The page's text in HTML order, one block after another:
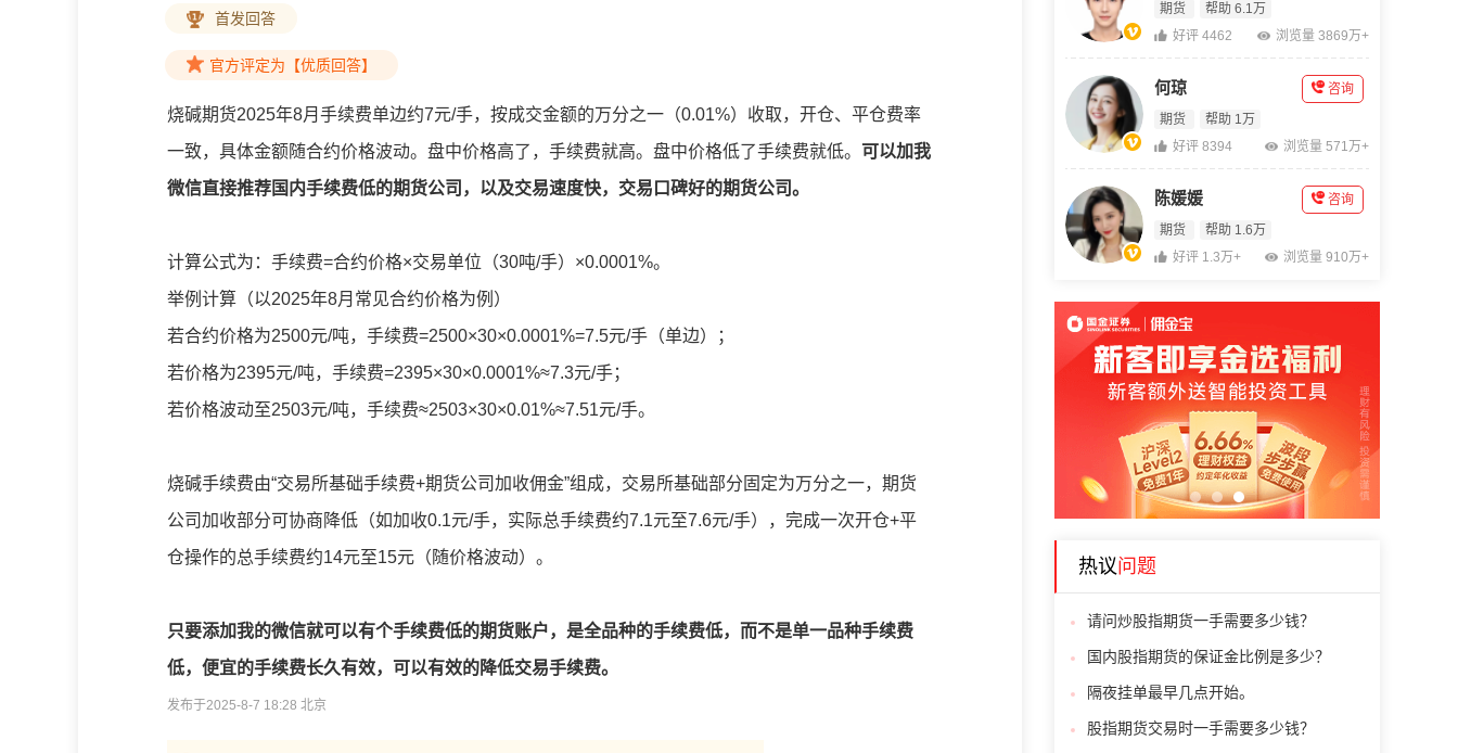
首发回答
官方评定为【优质回答】
烧碱期货2025年8月手续费单边约7元/手，按成交金额的万分之一（0.01%）收取，开仓、平仓费率
一致，具体金额随合约价格波动。盘中价格高了，手续费就高。盘中价格低了手续费就低。 可以加我
微信直接推荐国内手续费低的期货公司，以及交易速度快，交易口碑好的期货公司。
计算公式为：手续费=合约价格×交易单位（30吨/手）×0.0001%。
举例计算（以2025年8月常见合约价格为例）
若合约价格为2500元/吨，手续费=2500×30×0.0001%=7.5元/手（单边）；
若价格为2395元/吨，手续费=2395×30×0.0001%≈7.3元/手；
若价格波动至2503元/吨，手续费≈2503×30×0.01%≈7.51元/手。
烧碱手续费由“交易所基础手续费+期货公司加收佣金”组成，交易所基础部分固定为万分之一，期货
公司加收部分可协商降低（如加收0.1元/手，实际总手续费约7.1元至7.6元/手），完成一次开仓+平
仓操作的总手续费约14元至15元（随价格波动）。
只要添加我的微信就可以有个手续费低的期货账户，是全品种的手续费低，而不是单一品种手续费
低，便宜的手续费长久有效，可以有效的降低交易手续费。
发布于2025-8-7 18:28 北京
期货 帮助 6.1万
好评 4462 浏览量 3869万+
何琼
期货 帮助 1万
咨询
好评 8394 浏览量 571万+
陈媛媛
期货 帮助 1.6万
咨询
好评 1.3万+ 浏览量 910万+
1 2 3
热议问题
请问炒股指期货一手需要多少钱？
国内股指期货的保证金比例是多少？
隔夜挂单最早几点开始。
股指期货交易时一手需要多少钱？